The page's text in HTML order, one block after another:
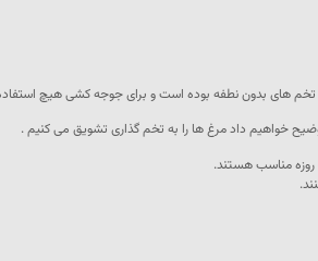
تخم های بدون نطفه بوده است و برای جوجه کشی هیچ
خواهیم داد مرغ ها را به تخم گذاری تشویق می کنیم .
مناسب هستند.